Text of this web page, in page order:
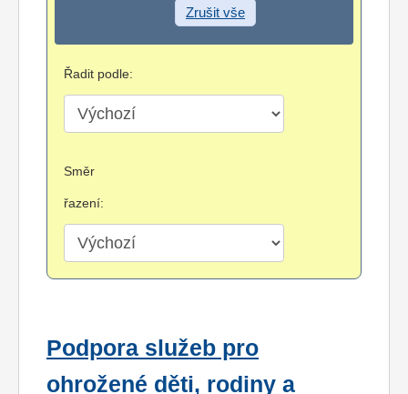
Zrušit vše
Řadit podle:
Směr
řazení:
Podpora služeb pro
ohrožené děti, rodiny a